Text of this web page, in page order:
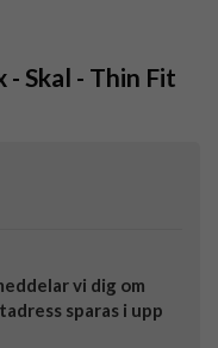
- Skal - Thin Fit
vi dig om
sparas i upp